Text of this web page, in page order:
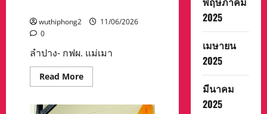
wuthiphong2
11/06/2026
0
ลำปาง- กฟผ. แม่เมา
Read MoreRead
more
2025
เมษายน
2025
มีนาคม
2025